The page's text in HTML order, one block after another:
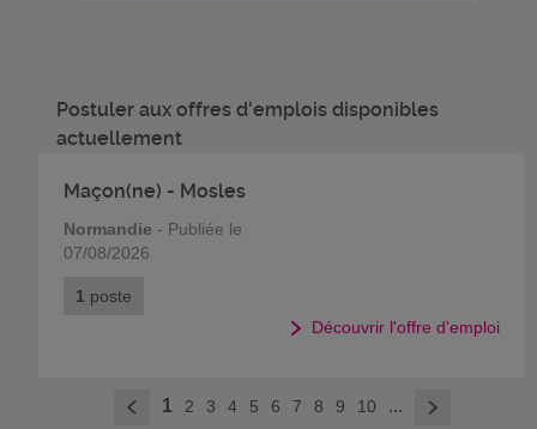
Postuler aux offres d'emplois disponibles
actuellement
Maçon(ne) - Mosles
Normandie - Publiée le
07/08/2026
1 poste
Découvrir l'offre d'emploi
< 1 2 3 4 5 6 7 8 9 10 ... >